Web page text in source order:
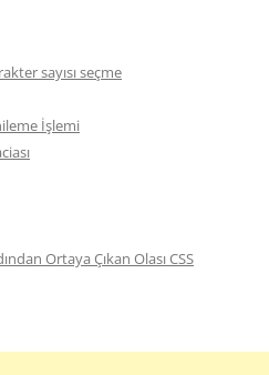
sayısı seçme
İşlemi
Ortaya Çıkan Olası CSS